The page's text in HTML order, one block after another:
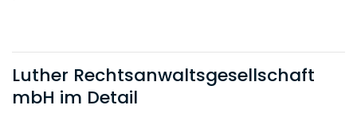
Luther Rechtsanwaltsgesellschaft
mbH im Detail